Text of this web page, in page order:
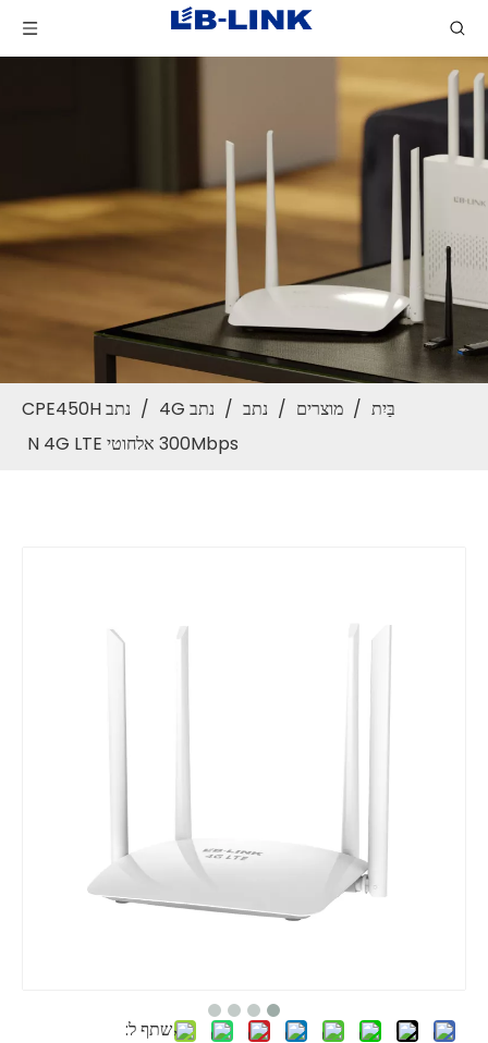
בַּיִת / מוצרים / נתב / נתב 4G /
נתב CPE450H
300Mbps אלחוטי N 4G LTE
שתף ל: